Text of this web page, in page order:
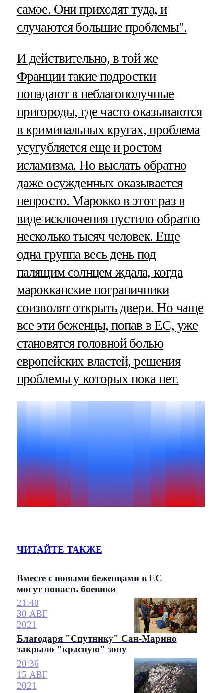
самое. Они приходят туда, и
случаются большие проблемы".
И действительно, в той же
Франции такие подростки
попадают в неблагополучные
пригороды, где часто оказываются
в криминальных кругах, проблема
усугубляется еще и ростом
исламизма. Но выслать обратно
даже осужденных оказывается
непросто. Марокко в этот раз в
виде исключения пустило обратно
несколько тысяч человек. Еще
одна группа весь день под
палящим солнцем ждала, когда
марокканские пограничники
соизволят открыть двери. Но чаще
все эти беженцы, попав в ЕС, уже
становятся головной болью
европейских властей, решения
проблемы у которых пока нет.
ЧИТАЙТЕ ТАКЖЕ
Вместе с новыми беженцами в ЕС
могут попасть боевики
21:40
30 АВГ
2021
Благодаря "Спутнику" Сан-Марино
закрыло "красную" зону
20:36
15 АВГ
2021